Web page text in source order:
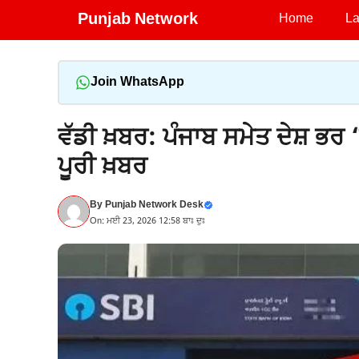
Punjab Network Home
Join WhatsApp
ਵੱਡੀ ਖ਼ਬਰ: ਪੰਜਾਬ ਸਮੇਤ ਦੇਸ਼ ਭਰ
ਪੂਰੀ ਖ਼ਬਰ
ByPunjab Network Desk
On: ਮਈ 23, 2026 12:58 ਬਾਃ ਦੁਃ